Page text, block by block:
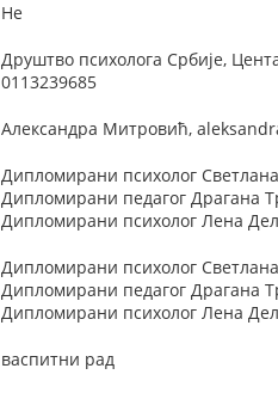
Не
Друштво психолога Србије,
0113239685
Александра Митровић,
Дипломирани психолог
Дипломирани педагог Драгана
Дипломирани психолог Лена
Дипломирани психолог
Дипломирани педагог Драгана
Дипломирани психолог Лена
васпитни рад